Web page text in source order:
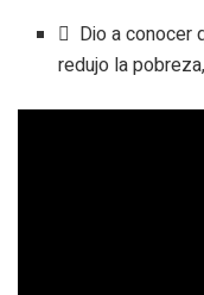
 Dio a conocer
redujo la